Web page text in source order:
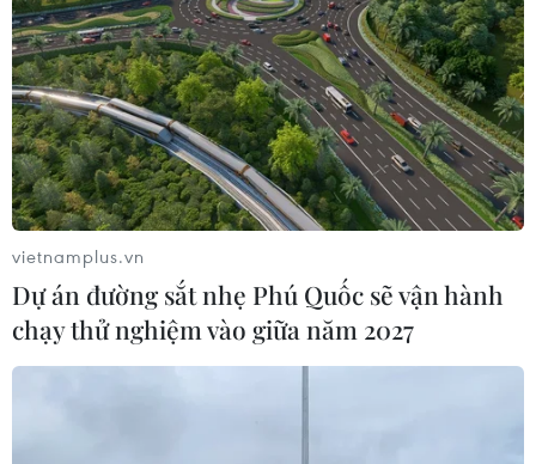
vietnamplus.vn
Dự án đường sắt nhẹ Phú Quốc sẽ vận hành
chạy thử nghiệm vào giữa năm 2027